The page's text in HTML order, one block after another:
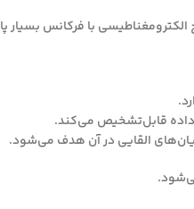
داده قابل‌تشخیص می‌کند.